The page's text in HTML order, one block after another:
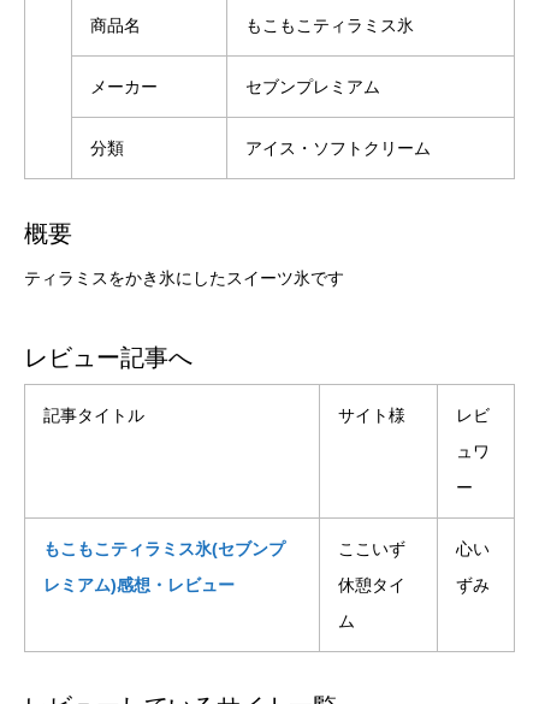
商品名 もこもこティラミス氷
メーカー セブンプレミアム
分類 アイス・ソフトクリーム
概要
ティラミスをかき氷にしたスイーツ氷です
レビュー記事へ
記事タイトル サイト様
レビ
ュワ
ー
もこもこティラミス氷(セブンプ
レミアム)感想・レビュー
ここいず
休憩タイ
ム
心い
ずみ